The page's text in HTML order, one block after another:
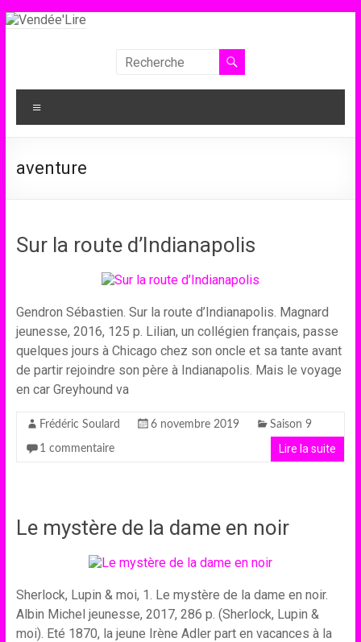
Aller
Vendée'Lire
Le
prix
collégiens
aventure
Sur la route d’Indianapolis
Gendron Sébastien. Sur la route d’Indianapolis. Magnard
jeunesse, 2016, 125 p. Lilian, un collégien français, passe
quelques jours à Chicago chez son oncle et sa tante avant
de partir rejoindre son père à Indianapolis. Mais le voyage
en car Greyhound va
Frédéric Soulard 6 novembre 2019 Saison 9
1 commentaire Lire la suite
Le mystère de la dame en noir
Sherlock, Lupin & moi, 1. Le mystère de la dame en noir.
Albin Michel jeunesse, 2017, 286 p. (Sherlock, Lupin &
moi). Eté 1870, la jeune Irène Adler part en vacances à la